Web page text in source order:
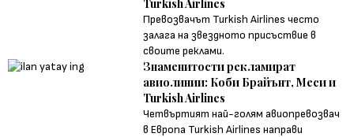
Turkish Airlines
Превозвачът Turkish Airlines често
залага на звездното присъствие в
своите реклами.
Знаменитости рекламират
авиолинии: Коби Брайънт, Меси и
Turkish Airlines
Четвъртият най-голям авиопревозвач
в Европа Turkish Airlines направи